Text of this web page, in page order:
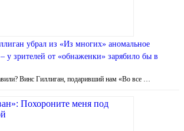
убрал из «Из многих» аномальное
у зрителей от «обнаженки» зарябило бы в
Винс Гиллиган, подаривший нам «Во все …